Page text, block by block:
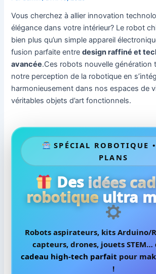
Vous cherchez à allier innovation
élégance dans votre intérieur? Le robot
bien plus qu’un simple appareil
fusion parfaite entredesign raffiné et
avancée.Ces robots nouvelle génération
notre perception de la robotique en
harmonieusement dans nos espaces de
véritables objets d’art fonctionnels.
SPÉCIAL ROBOTIQUE
PLANS
Desidées
robotique ultra
Robots aspirateurs, kits Arduino/
capteurs, drones, jouets STEM…
cadeau high-tech parfait pour
!